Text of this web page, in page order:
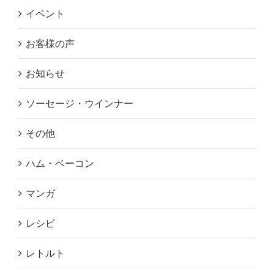
イベント
お客様の声
お知らせ
ソーセージ・ウインナー
その他
ハム・ベーコン
マンガ
レシピ
レトルト